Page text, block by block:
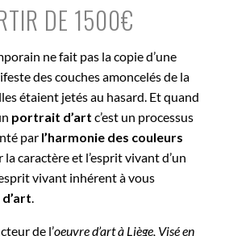
DE 1500€
ne fait pas la copie d’une
des couches amoncelés de la
étaient jetés au hasard. Et quand
portrait d’art c’est un processus
par l’harmonie des couleurs
caractère et l’esprit vivant d’un
vivant inhérent à vous
.
de l’oeuvre d’art à Liège, Visé en